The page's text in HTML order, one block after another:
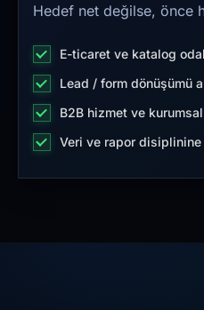
Hedef net değilse, önce
E-ticaret ve katalog
Lead / form dönüşümü
B2B hizmet ve
Veri ve rapor